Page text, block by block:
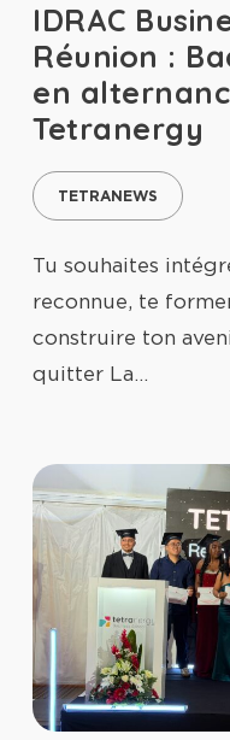
IDRAC
Réunion :
en
Tetranergy
TETRANEWS
Tu souhaites
reconnue, te
construire ton
quitter La…